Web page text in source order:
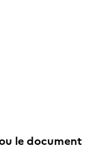
le document